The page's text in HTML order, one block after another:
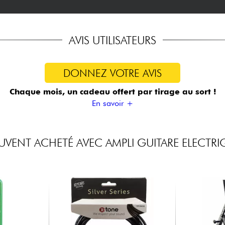
AVIS UTILISATEURS
DONNEZ VOTRE AVIS
Chaque mois, un cadeau offert par tirage au sort !
En savoir +
ACHETÉ AVEC AMPLI GUITARE